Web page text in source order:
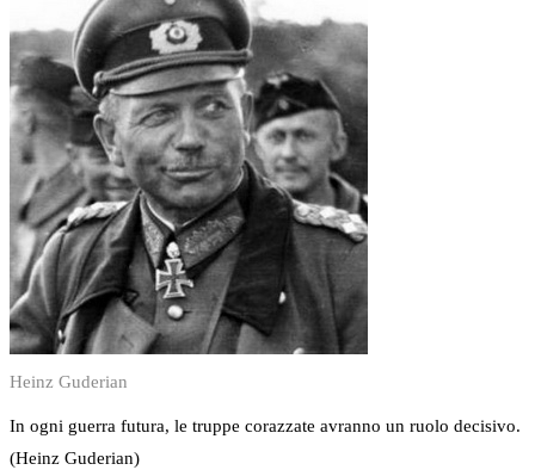
Heinz Guderian
In ogni guerra futura, le truppe corazzate avranno un ruolo decisivo.
(Heinz Guderian)